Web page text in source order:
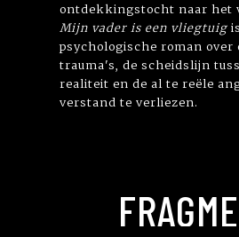
ontdekkingstocht naar het
Mijn vader is een vliegtuig
psychologische roman
trauma's, de scheidslijn
realiteit en de al te reële
verstand te verliezen.